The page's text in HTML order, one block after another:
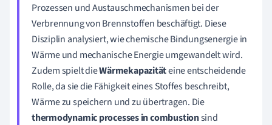
Prozessen und Austauschmechanismen bei der
Verbrennung von Brennstoffen beschäftigt. Diese
Disziplin analysiert, wie chemische Bindungsenergie in
Wärme und mechanische Energie umgewandelt wird.
Zudem spielt dieWärmekapazitäteine entscheidende
Rolle, da sie die Fähigkeit eines Stoffes beschreibt,
Wärme zu speichern und zu übertragen. Die
thermodynamic processes in combustionsind